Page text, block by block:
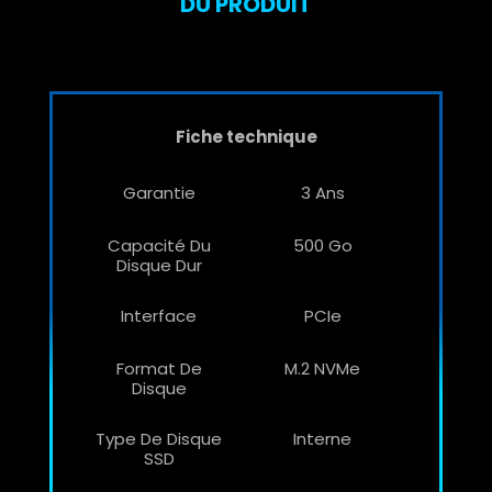
Fiche technique
Garantie 3 Ans
Capacité Du
Disque Dur
500 Go
Interface PCIe
Format De
Disque
M.2 NVMe
Type De Disque
SSD
Interne